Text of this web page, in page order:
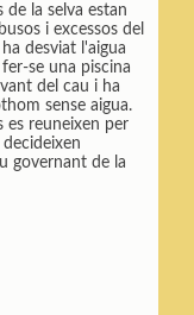
de la selva estan
i excessos del
desviat l'aigua
se una piscina
del cau i ha
sense aigua.
es reuneixen per
governant de la